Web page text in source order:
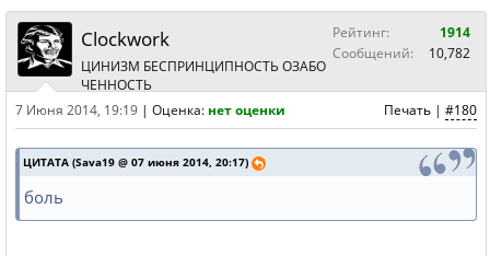
Clockwork
ЦИНИЗМ БЕСПРИНЦИПНОСТЬ ОЗАБО
ЧЕННОСТЬ
Рейтинг:
1914
Сообщений:
10,782
Печать | #180
7 Июня 2014, 19:19 | Оценка: нет оценки
ЦИТАТА (Sava19 @ 07 июня 2014, 20:17)
боль